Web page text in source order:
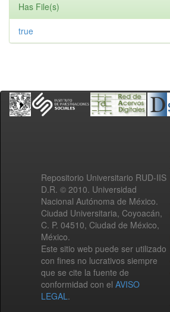
Has File(s)
true
Repositorio Universitario RUD-IIS
D.R. © 2010. Universidad
Nacional Autónoma de México.
Ciudad Universitaria, Coyoacán,
C. P. 04510, Ciudad de México,
México.
Este sitio web puede ser utilizado
con fines no lucrativos siempre
que se cite la fuente de
conformidad con el AVISO
LEGAL.